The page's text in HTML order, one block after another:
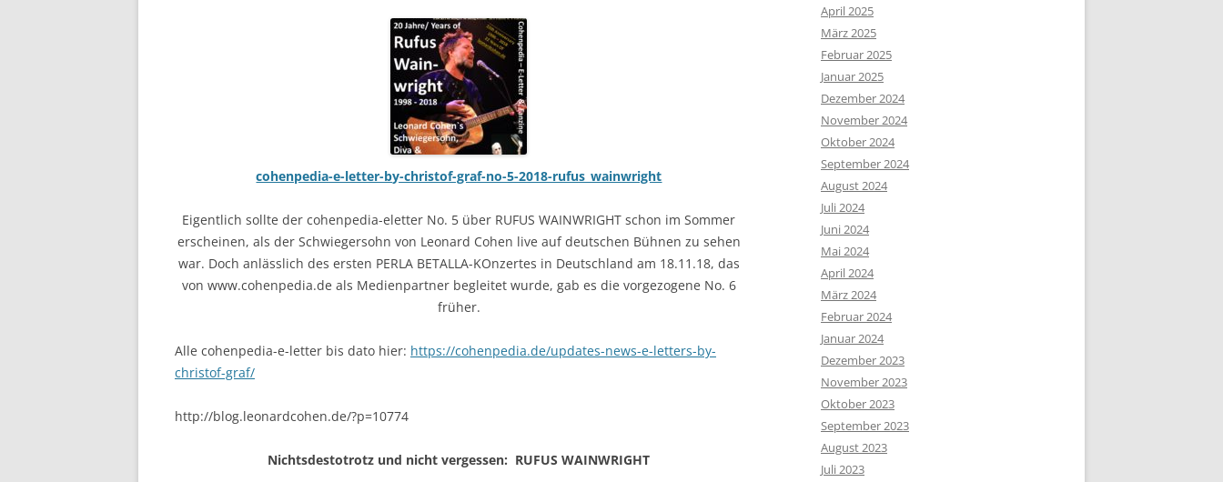
cohenpedia-e-letter-by-christof-graf-no-5-2018-rufus_wainwright
Eigentlich sollte der cohenpedia-eletter No. 5 über RUFUS WAINWRIGHT schon im Sommer
erscheinen, als der Schwiegersohn von Leonard Cohen live auf deutschen Bühnen zu sehen
war. Doch anlässlich des ersten PERLA BETALLA-KOnzertes in Deutschland am 18.11.18, das
von www.cohenpedia.de als Medienpartner begleitet wurde, gab es die vorgezogene No. 6
früher.
Alle cohenpedia-e-letter bis dato hier: https://cohenpedia.de/updates-news-e-letters-by-
christof-graf/
http://blog.leonardcohen.de/?p=10774
Nichtsdestotrotz und nicht vergessen: RUFUS WAINWRIGHT
April 2025
März 2025
Februar 2025
Januar 2025
Dezember 2024
November 2024
Oktober 2024
September 2024
August 2024
Juli 2024
Juni 2024
Mai 2024
April 2024
März 2024
Februar 2024
Januar 2024
Dezember 2023
November 2023
Oktober 2023
September 2023
August 2023
Juli 2023